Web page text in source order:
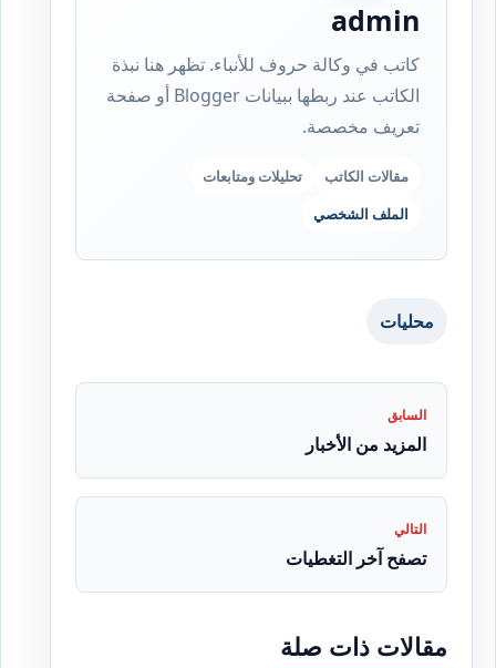
admin
كاتب في وكالة حروف للأنباء. تظهر هنا نبذة
الكاتب عند ربطها ببيانات Blogger أو صفحة
تعريف مخصصة.
مقالات الكاتب
تحليلات ومتابعات
الملف الشخصي
محليات
السابق
المزيد من الأخبار
التالي
تصفح آخر التغطيات
مقالات ذات صلة